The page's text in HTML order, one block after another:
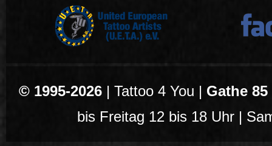
© 1995-2026 | Tattoo 4 You | Gathe 85
bis Freitag 12 bis 18 Uhr |